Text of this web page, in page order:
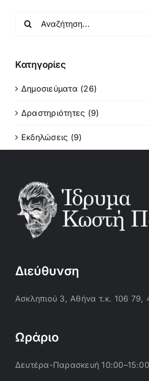
Κατηγορίες
Δημοσιεύματα (26)
Δραστηριότητες (9)
Εκδηλώσεις (9)
Διεύθυνση
Ασκληπιού 3, Αθήνα τ.κ. 106
Ωράριο
Δευτέρα-Παρασκευή 10:00–15:00